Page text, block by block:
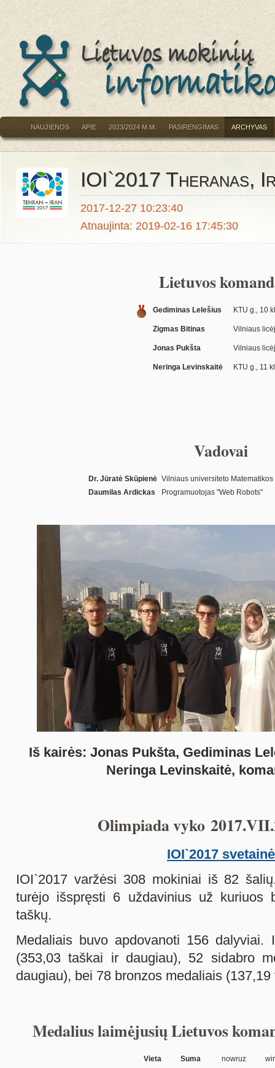
NAUJIENOS APIE 2023/2024 M.M. PASIRENGIMAS ARCHYVAS
IOI`2017 Theranas,
2017-12-27 10:23:40
Atnaujinta: 2019-02-16 17:45:30
Lietuvos
Gediminas Lelešius KTU g., 10
Zigmas Bitinas Vilniaus
Jonas Pukšta Vilniaus
Neringa Levinskaitė KTU g., 11
Vadovai
Dr. Jūratė Skūpienė Vilniaus universiteto
Daumilas Ardickas
Programuotojas "Web Robots"
Iš kairės: Jonas Pukšta, Gediminas
Neringa Levinskaitė,
Olimpiada vyko
IOI`2017 svetainė
IOI`2017 varžėsi 308 mokiniai iš 82
turėjo išspręsti 6 uždavinius už kuriuos
taškų.
Medaliais buvo apdovanoti 156
(353,03 taškai ir daugiau), 52 sidabro
daugiau), bei 78 bronzos medaliais
Medalius laimėjusių Lietuvos
Vieta Suma nowruz